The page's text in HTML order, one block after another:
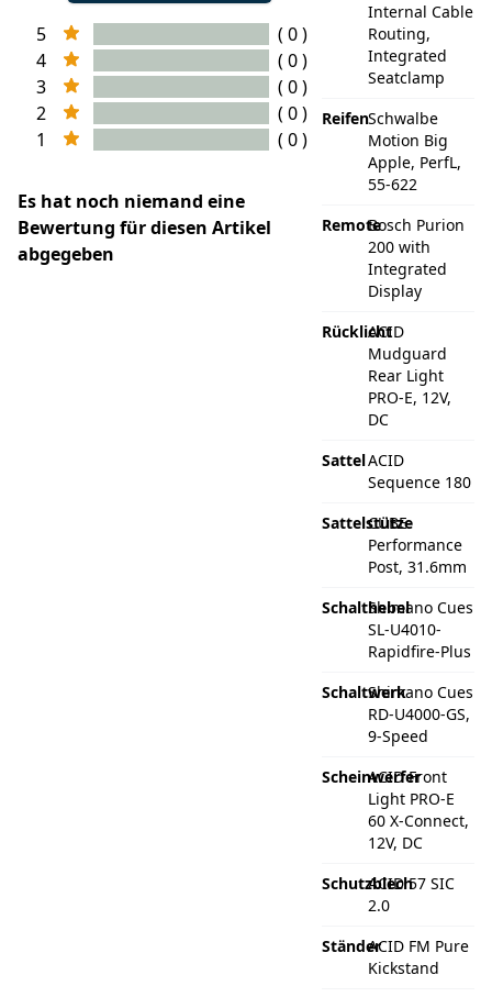
5
( 0 )
4
( 0 )
3
( 0 )
2
( 0 )
1
( 0 )
Es hat noch niemand eine
Bewertung für diesen Artikel
abgegeben
Internal Cable
Routing,
Integrated
Seatclamp
ReifenSchwalbe
Motion Big
Apple, PerfL,
55-622
RemoteBosch Purion
200 with
Integrated
Display
Rücklicht
ACID
Mudguard
Rear Light
PRO-E, 12V,
DC
SattelACID
Sequence 180
Sattelstütze
CUBE
Performance
Post, 31.6mm
SchalthebelShimano Cues
SL-U4010-
Rapidfire-Plus
SchaltwerkShimano Cues
RD-U4000-GS,
9-Speed
Scheinwerfer
ACID Front
Light PRO-E
60 X-Connect,
12V, DC
SchutzblechACID 57 SIC
2.0
StänderACID FM Pure
Kickstand